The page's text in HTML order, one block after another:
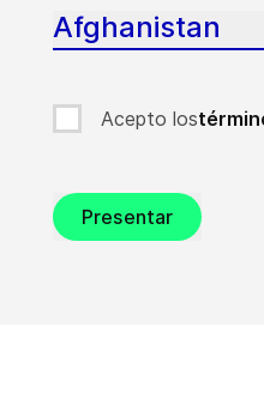
Afghanistan
Acepto los
Presentar